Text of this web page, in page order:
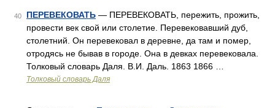
40 ПЕРЕВЕКОВАТЬ — ПЕРЕВЕКОВАТЬ, пережить, прожить,
провести век свой или столетие. Перевековавший дуб,
столетний. Он перевековал в деревне, да там и помер,
отродясь не бывав в городе. Она в девках перевековала.
Толковый словарь Даля. В.И. Даль. 1863 1866 …
Толковый словарь Даля